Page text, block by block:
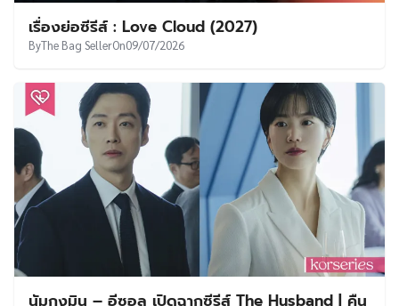
เรื่องย่อซีรีส์ : Love Cloud (2027)
ByThe Bag SellerOn09/07/2026
นัมกุงมิน – อีซอล เปิดฉากซีรีส์ The Husband | คืน